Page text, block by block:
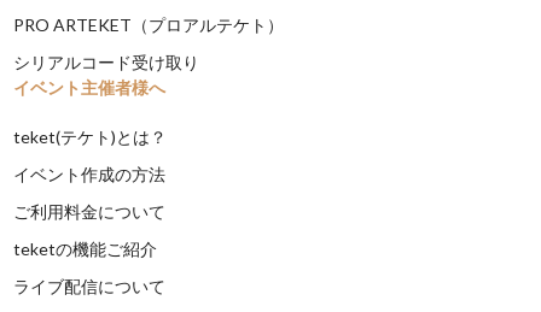
PRO ARTEKET（プロアルテケト）
シリアルコード受け取り
イベント主催者様へ
teket(テケト)とは？
イベント作成の方法
ご利用料金について
teketの機能ご紹介
ライブ配信について